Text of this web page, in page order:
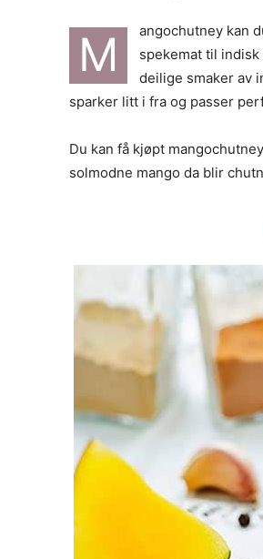
M
angochutney kan
spekemat til
deilige smaker av
sparker litt i fra og passer
Du kan få kjøpt
solmodne mango da blir